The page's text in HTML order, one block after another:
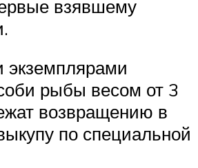
взявшему
рыбы весом от 3
возвращению в
по специальной